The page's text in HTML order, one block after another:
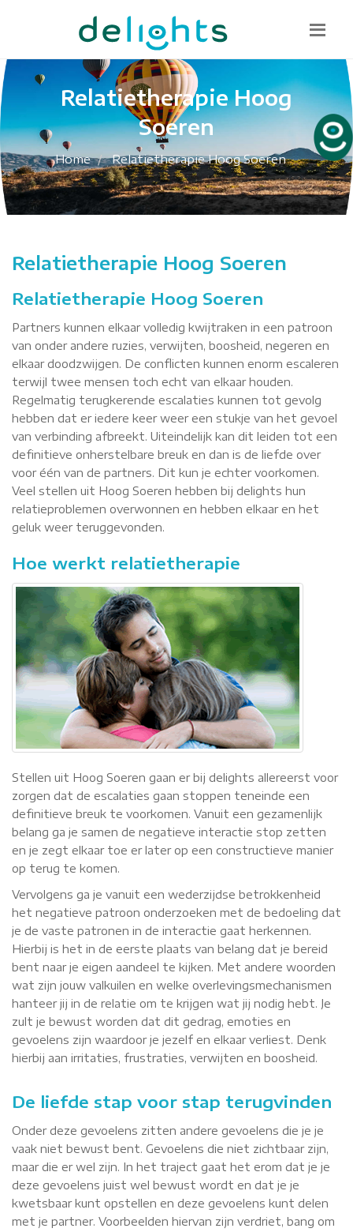
085 130 1482
info@delights.nu
Relatietherapie Hoog
Soeren
Home Relatietherapie Hoog Soeren
Relatietherapie Hoog Soeren
Relatietherapie Hoog Soeren
Partners kunnen elkaar volledig kwijtraken in een patroon
van onder andere ruzies, verwijten, boosheid, negeren en
elkaar doodzwijgen. De conflicten kunnen enorm escaleren
terwijl twee mensen toch echt van elkaar houden.
Regelmatig terugkerende escalaties kunnen tot gevolg
hebben dat er iedere keer weer een stukje van het gevoel
van verbinding afbreekt. Uiteindelijk kan dit leiden tot een
definitieve onherstelbare breuk en dan is de liefde over
voor één van de partners. Dit kun je echter voorkomen.
Veel stellen uit Hoog Soeren hebben bij delights hun
relatieproblemen overwonnen en hebben elkaar en het
geluk weer teruggevonden.
Hoe werkt relatietherapie
Stellen uit Hoog Soeren gaan er bij delights allereerst voor
zorgen dat de escalaties gaan stoppen teneinde een
definitieve breuk te voorkomen. Vanuit een gezamenlijk
belang ga je samen de negatieve interactie stop zetten
en je zegt elkaar toe er later op een constructieve manier
op terug te komen.
Vervolgens ga je vanuit een wederzijdse betrokkenheid
het negatieve patroon onderzoeken met de bedoeling dat
je de vaste patronen in de interactie gaat herkennen.
Hierbij is het in de eerste plaats van belang dat je bereid
bent naar je eigen aandeel te kijken. Met andere woorden
wat zijn jouw valkuilen en welke overlevingsmechanismen
hanteer jij in de relatie om te krijgen wat jij nodig hebt. Je
zult je bewust worden dat dit gedrag, emoties en
gevoelens zijn waardoor je jezelf en elkaar verliest. Denk
hierbij aan irritaties, frustraties, verwijten en boosheid.
De liefde stap voor stap terugvinden
Onder deze gevoelens zitten andere gevoelens die je je
vaak niet bewust bent. Gevoelens die niet zichtbaar zijn,
maar die er wel zijn. In het traject gaat het erom dat je je
deze gevoelens juist wel bewust wordt en dat je je
kwetsbaar kunt opstellen en deze gevoelens kunt delen
met je partner. Voorbeelden hiervan zijn verdriet, bang om